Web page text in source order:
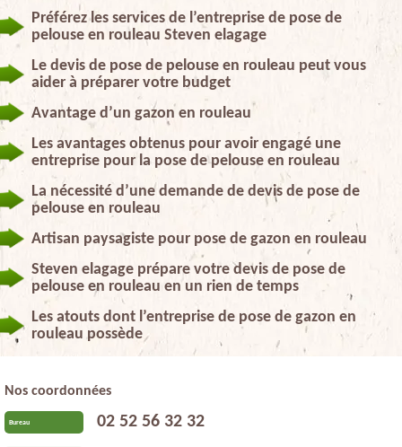
Préférez les services de l’entreprise de pose de
pelouse en rouleau Steven elagage
Le devis de pose de pelouse en rouleau peut vous
aider à préparer votre budget
Avantage d’un gazon en rouleau
Les avantages obtenus pour avoir engagé une
entreprise pour la pose de pelouse en rouleau
La nécessité d’une demande de devis de pose de
pelouse en rouleau
Artisan paysagiste pour pose de gazon en rouleau
Steven elagage prépare votre devis de pose de
pelouse en rouleau en un rien de temps
Les atouts dont l’entreprise de pose de gazon en
rouleau possède
Nos coordonnées
Bureau 02 52 56 32 32